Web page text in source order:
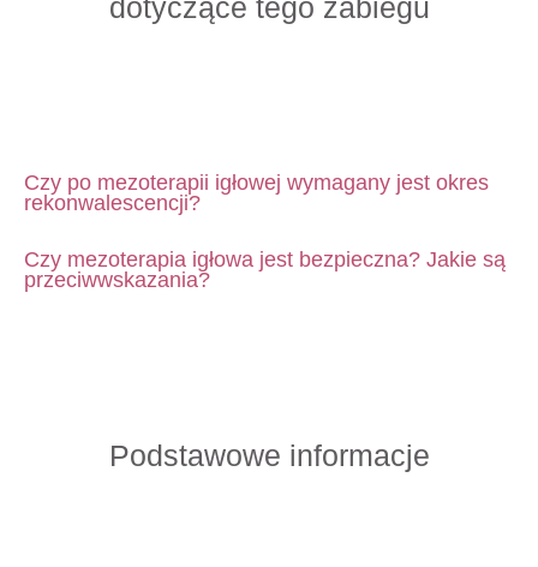
dotyczące tego zabiegu
Czy po mezoterapii igłowej wymagany jest okres
rekonwalescencji?
Czy mezoterapia igłowa jest bezpieczna? Jakie są
przeciwwskazania?
Podstawowe informacje